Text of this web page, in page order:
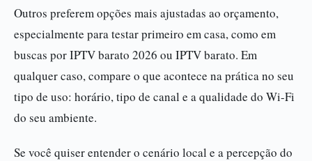
Outros preferem opções mais ajustadas ao orçamento,
especialmente para testar primeiro em casa, como em
buscas por IPTV barato 2026 ou IPTV barato. Em
qualquer caso, compare o que acontece na prática no seu
tipo de uso: horário, tipo de canal e a qualidade do Wi-Fi
do seu ambiente.
Se você quiser entender o cenário local e a percepção do